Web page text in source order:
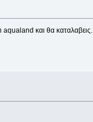
aqualand και θα καταλαβεις.